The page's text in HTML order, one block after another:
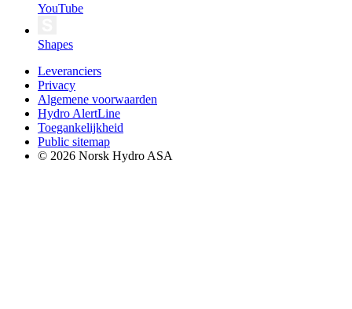
YouTube
Shapes
Leveranciers
Privacy
Algemene voorwaarden
Hydro AlertLine
Toegankelijkheid
Public sitemap
© 2026 Norsk Hydro ASA